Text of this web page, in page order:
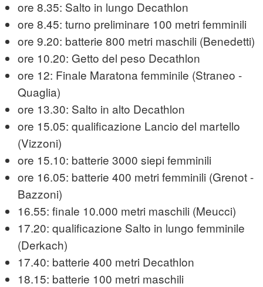
ore 8.35: Salto in lungo Decathlon
ore 8.45: turno preliminare 100 metri femminili
ore 9.20: batterie 800 metri maschili (Benedetti)
ore 10.20: Getto del peso Decathlon
ore 12: Finale Maratona femminile (Straneo -
Quaglia)
ore 13.30: Salto in alto Decathlon
ore 15.05: qualificazione Lancio del martello
(Vizzoni)
ore 15.10: batterie 3000 siepi femminili
ore 16.05: batterie 400 metri femminili (Grenot -
Bazzoni)
16.55: finale 10.000 metri maschili (Meucci)
17.20: qualificazione Salto in lungo femminile
(Derkach)
17.40: batterie 400 metri Decathlon
18.15: batterie 100 metri maschili